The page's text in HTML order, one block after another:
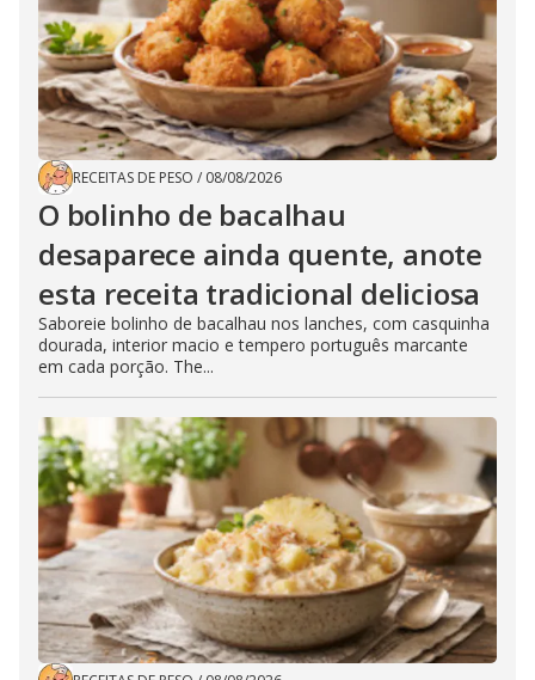
RECEITAS DE PESO / 08/08/2026
O bolinho de bacalhau
desaparece ainda quente, anote
esta receita tradicional deliciosa
Saboreie bolinho de bacalhau nos lanches, com casquinha
dourada, interior macio e tempero português marcante
em cada porção. The...